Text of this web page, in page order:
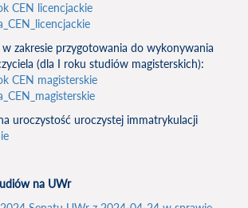
CEN licencjackie
zakresie przygotowania do wykonywania
(dla I roku studiów magisterskich):
CEN magisterskie
uroczystość uroczystej immatrykulacji
na UWr